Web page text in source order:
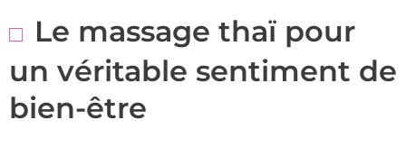
Le massage thaï pour
un véritable sentiment de
bien-être